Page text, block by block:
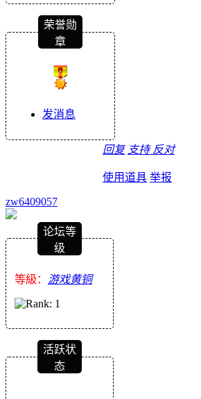
荣誉勋
章
发消息
回复 支持 反对
使用道具 举报
zw6409057
论坛等
级
等級： 游戏黄铜
活跃状
态